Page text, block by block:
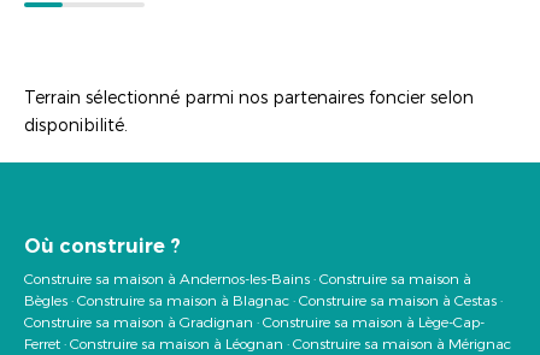
Terrain sélectionné parmi nos partenaires foncier selon
disponibilité.
Où construire ?
Construire sa maison à Andernos-les-Bains · Construire sa maison à
Bègles · Construire sa maison à Blagnac · Construire sa maison à Cestas ·
Construire sa maison à Gradignan · Construire sa maison à Lège-Cap-
Ferret · Construire sa maison à Léognan · Construire sa maison à Mérignac